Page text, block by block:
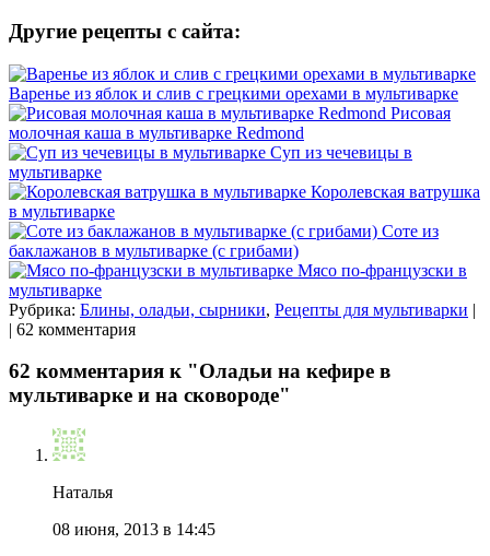
Другие рецепты с сайта:
Варенье из яблок и слив с грецкими орехами в мультиварке
Рисовая
молочная каша в мультиварке Redmond
Суп из чечевицы в
мультиварке
Королевская ватрушка
в мультиварке
Соте из
баклажанов в мультиварке (с грибами)
Мясо по-французски в
мультиварке
Рубрика: Блины, оладьи, сырники, Рецепты для мультиварки |
| 62 комментария
62 комментария к "Оладьи на кефире в
мультиварке и на сковороде"
Наталья
08 июня, 2013 в 14:45